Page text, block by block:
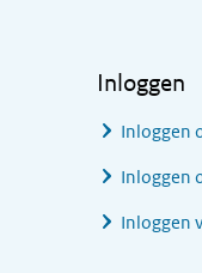
Inloggen
Inloggen
Inloggen
Inloggen